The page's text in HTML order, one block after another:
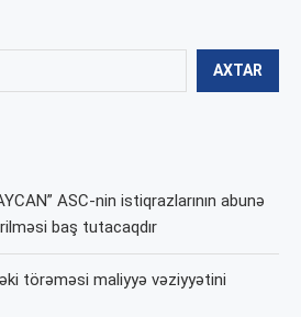
AXTAR
ASC-nin istiqrazlarının abunə
baş tutacaqdır
törəməsi maliyyə vəziyyətini